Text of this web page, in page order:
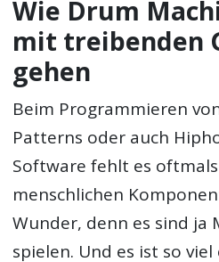
Wie Drum
mit treibenden
gehen
Beim Programmieren
Patterns oder auch
Software fehlt es
menschlichen
Wunder, denn es sind ja
spielen. Und es ist so